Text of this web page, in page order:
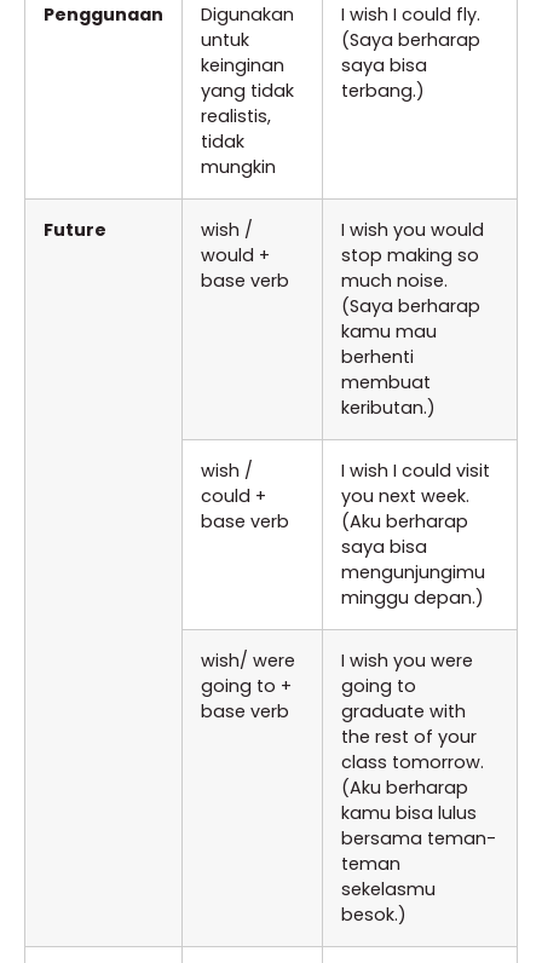
Penggunaan
Digunakan
untuk
keinginan
yang tidak
realistis,
tidak
mungkin
I wish I could fly.
(Saya berharap
saya bisa
terbang.)
Future
wish /
would +
base verb
I wish you would
stop making so
much noise.
(Saya berharap
kamu mau
berhenti
membuat
keributan.)
wish /
could +
base verb
I wish I could visit
you next week.
(Aku berharap
saya bisa
mengunjungimu
minggu depan.)
wish/ were
going to +
base verb
I wish you were
going to
graduate with
the rest of your
class tomorrow.
(Aku berharap
kamu bisa lulus
bersama teman-
teman
sekelasmu
besok.)